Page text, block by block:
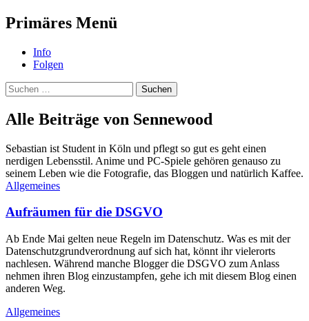
Suchen
Primäres Menü
Zum
Inhalt
Info
Folgen
Suchen
nach:
Alle Beiträge von Sennewood
Sebastian ist Student in Köln und pflegt so gut es geht einen
nerdigen Lebensstil. Anime und PC-Spiele gehören genauso zu
seinem Leben wie die Fotografie, das Bloggen und natürlich Kaffee.
Allgemeines
Aufräumen für die DSGVO
Ab Ende Mai gelten neue Regeln im Datenschutz. Was es mit der
Datenschutzgrundverordnung auf sich hat, könnt ihr vielerorts
nachlesen. Während manche Blogger die DSGVO zum Anlass
nehmen ihren Blog einzustampfen, gehe ich mit diesem Blog einen
anderen Weg.
Allgemeines